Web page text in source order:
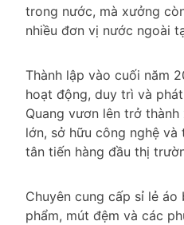
trong nước, mà xưởng
nhiều đơn vị nước ngoài
Thành lập vào cuối năm
hoạt động, duy trì và phát
Quang vươn lên trở
lớn, sở hữu công nghệ
tân tiến hàng đầu thị
Chuyên cung cấp sỉ lẻ
phẩm, mút đệm và các